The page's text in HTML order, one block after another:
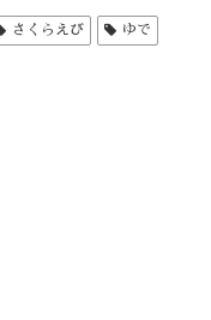
さくらえび ゆで